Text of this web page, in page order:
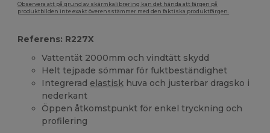
Observera att på grund av skärmkalibrering kan det hända att färgen på
produktbilden inte exakt överensstämmer med den faktiska produktfärgen.
Referens: R227X
Vattentät 2000mm och vindtätt skydd
Helt tejpade sömmar för fuktbeständighet
Integrerad elastisk huva och justerbar dragsko i
nederkant
Öppen åtkomstpunkt för enkel tryckning och
profilering